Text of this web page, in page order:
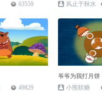
63559
风止于秋水
49829
爷爷为我打月饼
小熊软糖